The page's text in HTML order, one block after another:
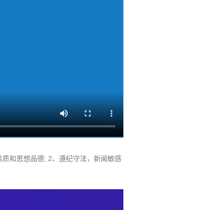
和思想品德; 2、遵纪守法，新闻敏感